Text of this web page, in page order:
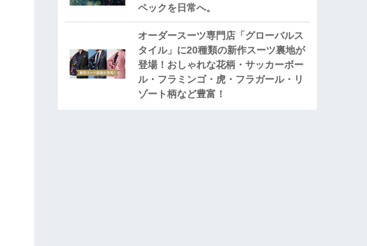
ペックを日常へ。
オーダースーツ専門店「グローバルス
タイル」に20種類の新作スーツ裏地が
登場！おしゃれな花柄・サッカーボー
ル・フラミンゴ・虎・フラガール・リ
ゾート柄など豊富！